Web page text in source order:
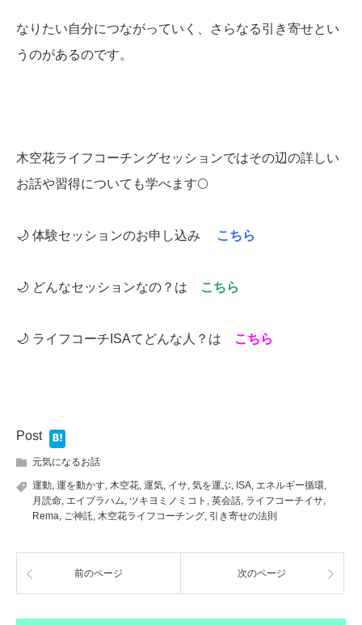
なりたい自分につながっていく、さらなる引き寄せとい
うのがあるのです。
木空花ライフコーチングセッションではその辺の詳しい
お話や習得についても学べます🌕
🌙 体験セッションのお申し込み こちら
🌙 どんなセッションなの？は こちら
🌙 ライフコーチISAてどんな人？は こちら
Post
元気になるお話
運動, 運を動かす, 木空花, 運気, イサ, 気を運ぶ, ISA, エネルギー循環,
月読命, エイブラハム, ツキヨミノミコト , 英会話, ライフコーチイサ,
Rema, ご神託, 木空花ライフコーチング, 引き寄せの法則
前のページ 次のページ